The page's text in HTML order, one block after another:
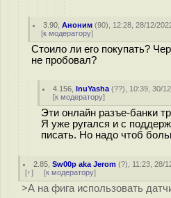
3.90 ,Аноним (90), 12:28, 28/12/
[к модератору]
Стоило ли его покупать?
не пробовал?
4.156 ,InuYasha (??), 10:39, 30/
[к модератору]
Эти онлайн разъе-банки
Я уже ругался и с
писать. Но надо чтоб
2.85 ,Sw00p aka Jerom (?), 11:23, 28/
[↑] [к модератору]
>А на фига использовать